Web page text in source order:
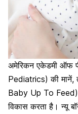
अमेरिकन एकेडमी ऑफ
Pediatrics) की मानें,
Baby Up To Feed)
विकास करता है। न्यू